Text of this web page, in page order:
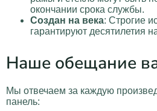
окончании срока службы.
Создан на века: Строгие
гарантируют десятилетия
Наше обещание
Мы отвечаем за каждую
панель: